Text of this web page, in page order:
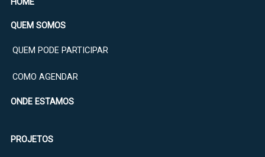
QUEM SOMOS
QUEM PODE PARTICIPAR
COMO AGENDAR
ONDE ESTAMOS
PROJETOS